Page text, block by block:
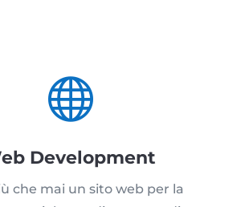

Development
che mai un sito web per la